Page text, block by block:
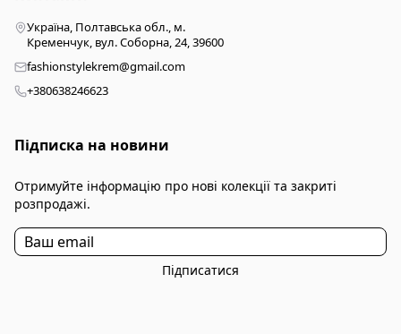
Україна, Полтавська обл., м.
Кременчук, вул. Соборна, 24, 39600
fashionstylekrem@gmail.com
+380638246623
Підписка на новини
Отримуйте інформацію про нові колекції та закриті
розпродажі.
Підписатися